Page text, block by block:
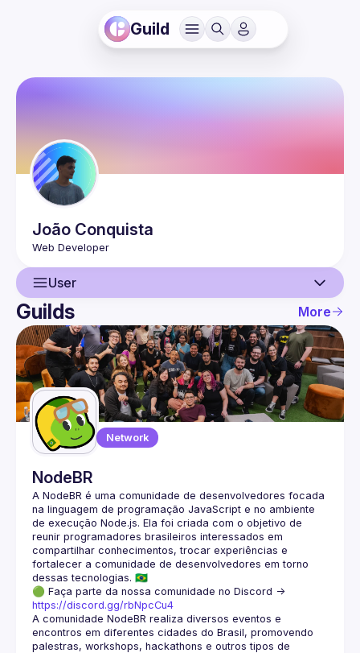
Guild
João Conquista
User
User
Events
Guilds
Guilds More
Network
NodeBR
A NodeBR é uma comunidade de desenvolvedores focada
na linguagem de programação JavaScript e no ambiente
de execução Node.js. Ela foi criada com o objetivo de
reunir programadores brasileiros interessados em
compartilhar conhecimentos, trocar experiências e
fortalecer a comunidade de desenvolvedores em torno
🟢 Faça parte da nossa comunidade no Discord ->
https://discord.gg/rbNpcCu4
A comunidade NodeBR realiza diversos eventos e
encontros em diferentes cidades do Brasil, promovendo
palestras, workshops, hackathons e outros tipos de